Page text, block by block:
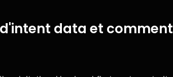
data et comment